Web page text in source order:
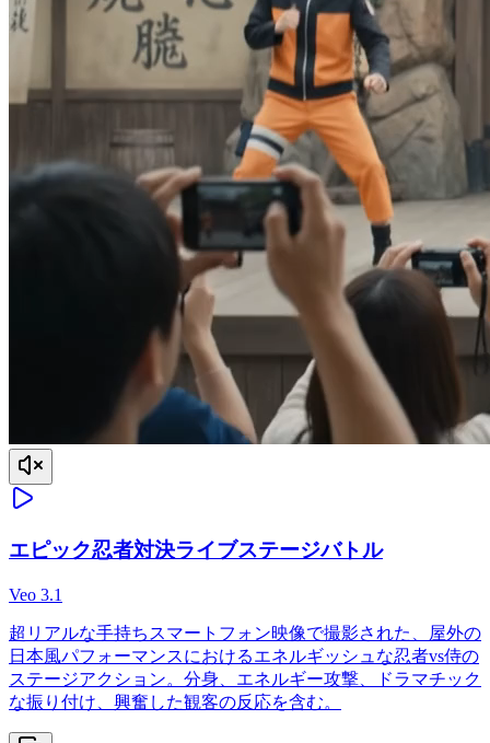
エピック忍者対決ライブステージバトル
Veo 3.1
超リアルな手持ちスマートフォン映像で撮影された、屋外の
日本風パフォーマンスにおけるエネルギッシュな忍者vs侍の
ステージアクション。分身、エネルギー攻撃、ドラマチック
な振り付け、興奮した観客の反応を含む。